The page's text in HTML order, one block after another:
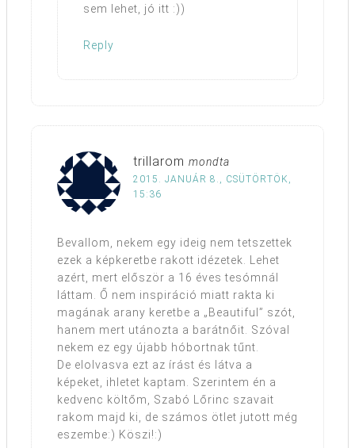
sem lehet, jó itt :))
Reply
trillarom mondta
2015. JANUÁR 8., CSÜTÖRTÖK,
15:36
Bevallom, nekem egy ideig nem tetszettek
ezek a képkeretbe rakott idézetek. Lehet
azért, mert először a 16 éves tesómnál
láttam. Ő nem inspiráció miatt rakta ki
magának arany keretbe a „Beautiful” szót,
hanem mert utánozta a barátnőit. Szóval
nekem ez egy újabb hóbortnak tűnt.
De elolvasva ezt az írást és látva a
képeket, ihletet kaptam. Szerintem én a
kedvenc költőm, Szabó Lőrinc szavait
rakom majd ki, de számos ötlet jutott még
eszembe:) Köszi!:)